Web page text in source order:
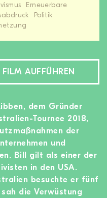
Erneuerbare
Politik
FILM AUFFÜHREN
dem Gründer
Tournee 2018,
der
und
Bill gilt als einer der
in den USA.
besuchte er fünf
die Verwüstung